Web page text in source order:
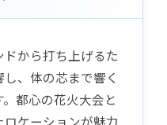
から打ち上げるた
、体の芯まで響く
都心の花火大会と
ケーションが魅力